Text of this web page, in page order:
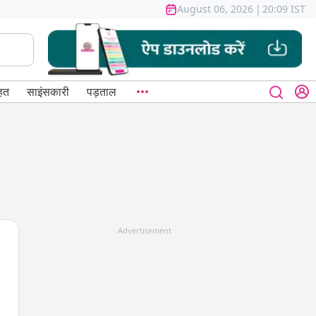
August 06, 2026 | 20:09 IST
साइंसकारी पड़ताल
Advertisement